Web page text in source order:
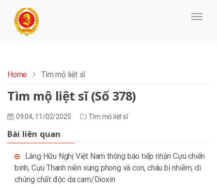
Home Tìm mộ liệt sĩ
Tìm mộ liệt sĩ (Số 378)
09:04, 11/02/2025 Tìm mộ liệt sĩ
Bài liên quan
Làng Hữu Nghị Việt Nam thông báo tiếp nhận Cựu chiến
binh, Cựu Thanh niên xung phong và con, cháu bị nhiễm, di
chứng chất độc da cam/Dioxin